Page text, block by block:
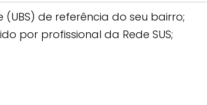
de referência do seu bairro;
por profissional da Rede SUS;